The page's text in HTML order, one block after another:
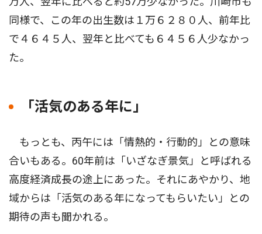
同様で、この年の出生数は１万６２８０人、前年比
で４６４５人、翌年と比べても６４５６人少なかっ
た。
「活気のある年に」
もっとも、丙午には「情熱的・行動的」との意味
合いもある。60年前は「いざなぎ景気」と呼ばれる
高度経済成長の途上にあった。それにあやかり、地
域からは「活気のある年になってもらいたい」との
期待の声も聞かれる。